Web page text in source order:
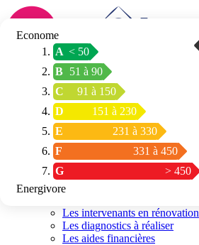
Connexion / Inscription
Trouver mon
espace conseil
Les intervenants en rénovation
Les diagnostics à réaliser
Les aides financières
Econome
A < 50
B 51 à 90
C
91 à 150
D
151 à 230
E
231 à 330
F
331 à 450
G
> 450
Energivore